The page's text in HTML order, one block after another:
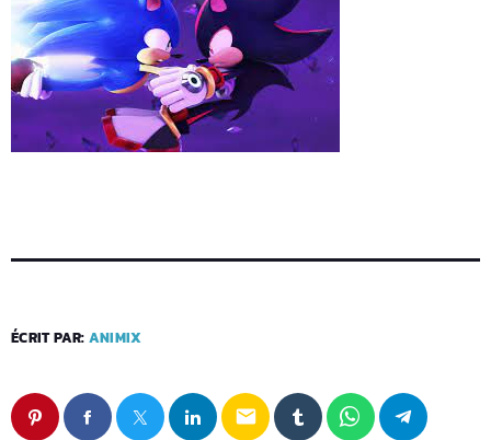
ÉCRIT PAR: ANIMIX
email